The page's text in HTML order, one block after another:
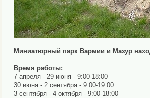
Миниатюрный парк Вармии и Мазур
Время работы:
7 апреля - 29 июня - 9:00-18:00
30 июня - 2 сентября - 9:00-19:00
3 сентября - 4 октября - 9:00-18:00